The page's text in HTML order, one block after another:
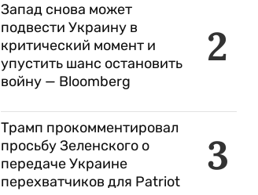
2
Запад снова может
подвести Украину в
критический момент и
упустить шанс остановить
войну — Bloomberg
3
Трамп прокомментировал
просьбу Зеленского о
передаче Украине
перехватчиков для Patriot